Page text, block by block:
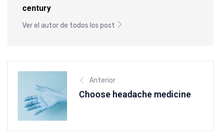
century
Ver el autor de todos los post
Anterior
Choose headache medicine